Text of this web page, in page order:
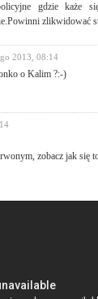
gdzie każe
zlikwidować
2013, 08:14
o Kalim ?:-)
zobacz jak się